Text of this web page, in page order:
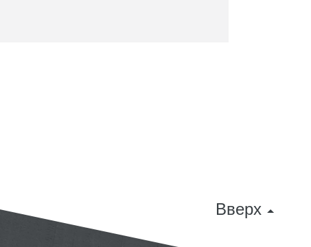
Вверх